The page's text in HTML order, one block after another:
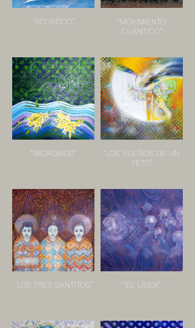
“ACUATICO”
“MOVIMIENTO
CUÁNTICO”
“MICROBIOS”
“LOS SUEÑOS DE UN
FETO”
“LOS TRES SANTITOS” “EL LÍDER”